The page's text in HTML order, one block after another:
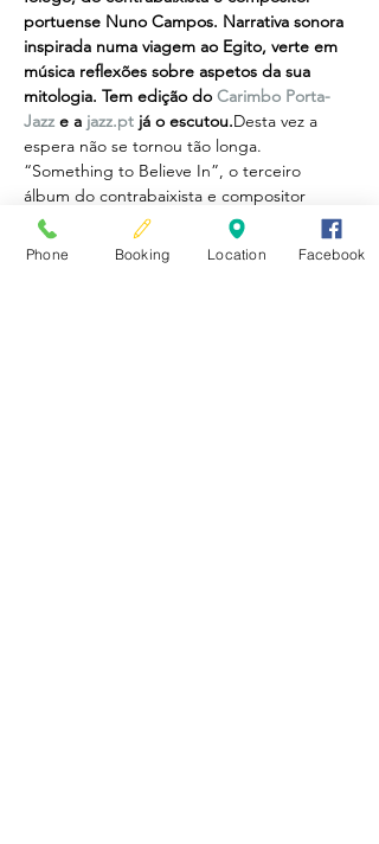
portuense Nuno Campos. Narrativa sonora
inspirada numa viagem ao Egito, verte em
música reflexões sobre aspetos da sua
mitologia. Tem edição do Carimbo Porta-
Jazz e a jazz.pt já o escutou.Desta vez a
espera não se tornou tão longa.
“Something to Believe In”, o terceiro
álbum do contrabaixista e compositor
Nuno Campos (n. 1979) na condição de
líder, surge três anos após o anterior
“TaCatarinaTen”, que havia sido editado
Phone Booking Location Facebook